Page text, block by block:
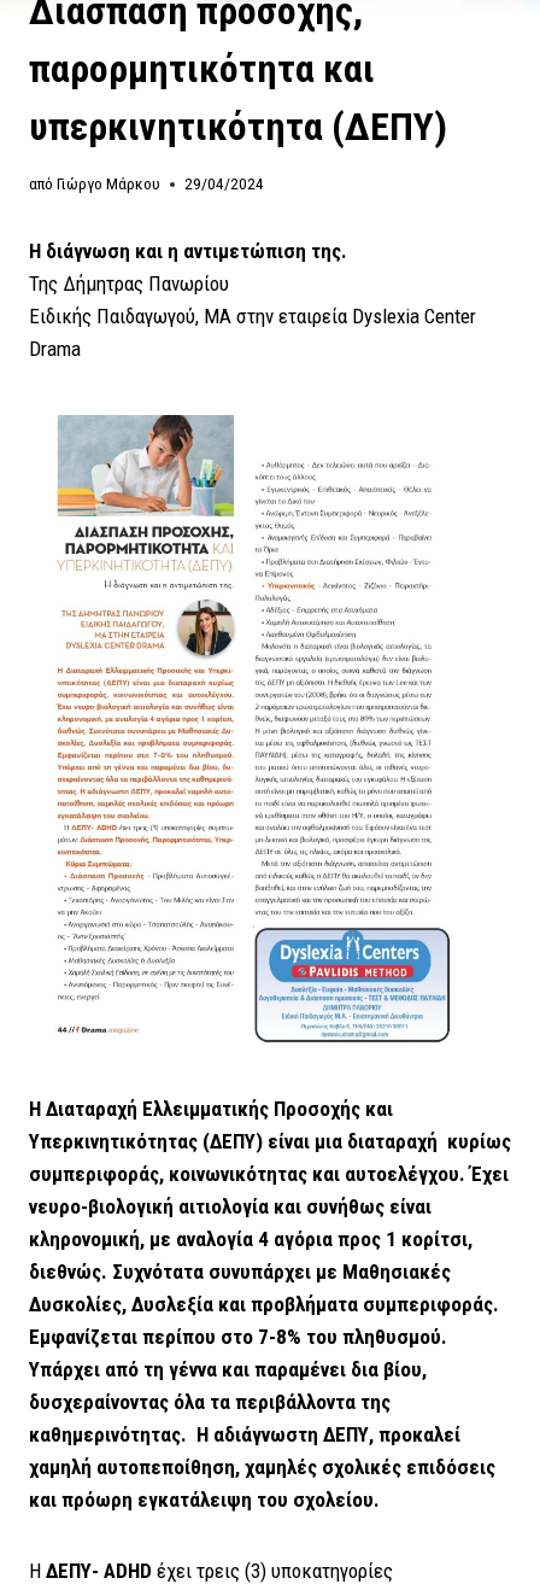
Διάσπαση προσοχής,
παρορμητικότητα και
υπερκινητικότητα (ΔΕΠΥ)
από Γιώργο Μάρκου 29/04/2024
Η διάγνωση και η αντιμετώπιση της.
Της Δήμητρας Πανωρίου
Ειδικής Παιδαγωγού, ΜΑ στην εταιρεία Dyslexia Center
Drama
Η Διαταραχή Ελλειμματικής Προσοχής και
Υπερκινητικότητας (ΔΕΠΥ) είναι μια διαταραχή κυρίως
συμπεριφοράς, κοινωνικότητας και αυτοελέγχου. Έχει
νευρο-βιολογική αιτιολογία και συνήθως είναι
κληρονομική, με αναλογία 4 αγόρια προς 1 κορίτσι,
διεθνώς. Συχνότατα συνυπάρχει με Μαθησιακές
Δυσκολίες, Δυσλεξία και προβλήματα συμπεριφοράς.
Εμφανίζεται περίπου στο 7-8% του πληθυσμού.
Υπάρχει από τη γέννα και παραμένει δια βίου,
δυσχεραίνοντας όλα τα περιβάλλοντα της
καθημερινότητας. Η αδιάγνωστη ΔΕΠΥ, προκαλεί
χαμηλή αυτοπεποίθηση, χαμηλές σχολικές επιδόσεις
και πρόωρη εγκατάλειψη του σχολείου.
Η ΔΕΠΥ- ADHD έχει τρεις (3) υποκατηγορίες